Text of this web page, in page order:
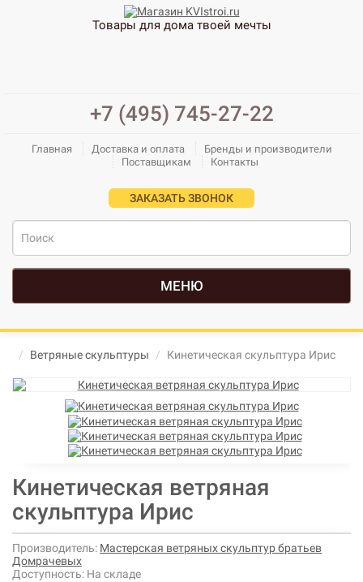
Товары для дома твоей мечты
+7 (495) 745-27-22
Главная Доставка и оплата
Бренды и производители
Поставщикам
Контакты
ЗАКАЗАТЬ ЗВОНОК
МЕНЮ
Ветряные скульптуры Кинетическая скульптура Ирис
Кинетическая ветряная
скульптура Ирис
Производитель: Мастерская ветряных скульптур братьев
Домрачевых
Доступность: На складе